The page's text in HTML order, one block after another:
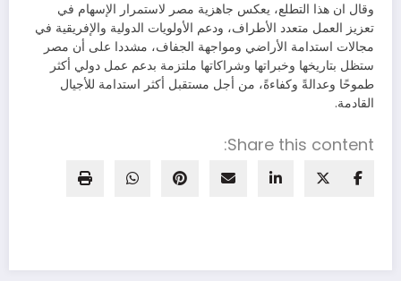
وقال ان هذا التطلع، يعكس جاهزية مصر لاستمرار الإسهام في
تعزيز العمل متعدد الأطراف، ودعم الأولويات الدولية والإفريقية في
مجالات استدامة الأراضي ومواجهة الجفاف، مشددا على أن مصر
ستظل بتاريخها وخبراتها وشراكاتها ملتزمة بدعم عمل دولي أكثر
طموحًا وعدالةً وكفاءةً، من أجل مستقبل أكثر استدامة للأجيال
القادمة.
Share this content: